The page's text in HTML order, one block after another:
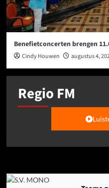
Benefietconcerten brengen
Cindy Houwen augustus 4,
Regio FM
Agenda